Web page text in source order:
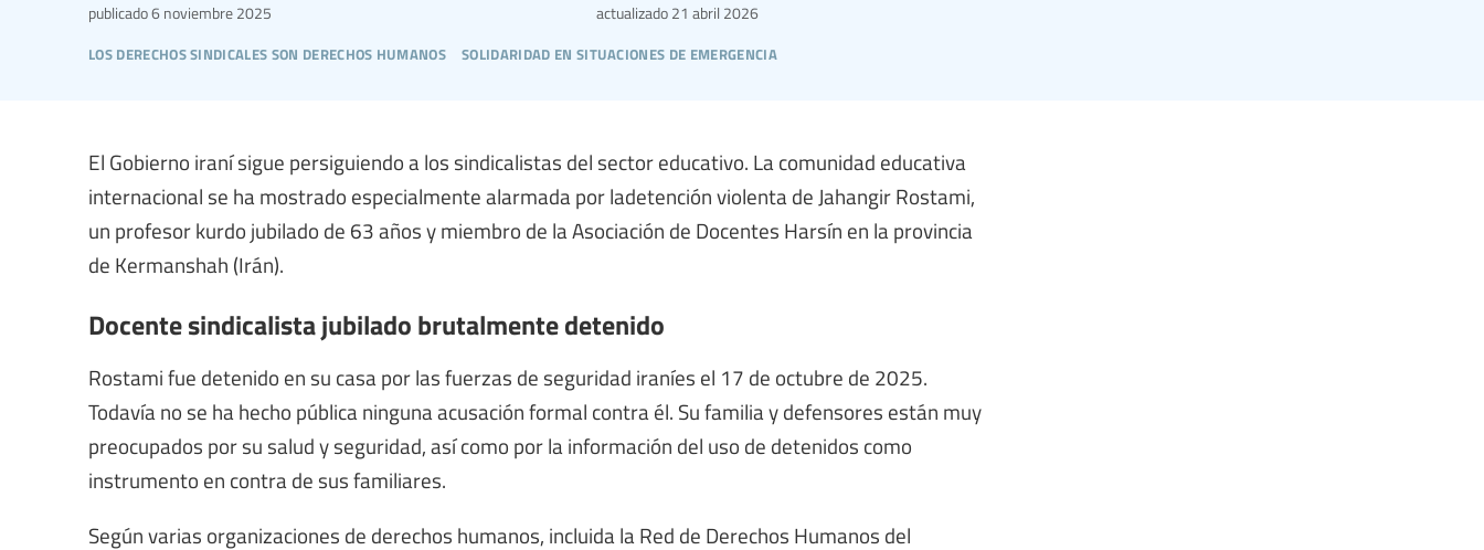
los derechos sindicales son derechos humanos solidaridad en situaciones de emergencia
publicado6 noviembre 2025 actualizado 21 abril 2026
El Gobierno iraní sigue persiguiendo a los sindicalistas del sector educativo. La comunidad educativa
internacional se ha mostrado especialmente alarmada por ladetención violenta de Jahangir Rostami,
un profesor kurdo jubilado de 63 años y miembro de la Asociación de Docentes Harsín en la provincia
de Kermanshah (Irán).
Docente sindicalista jubilado brutalmente detenido
Rostami fue detenido en su casa por las fuerzas de seguridad iraníes el 17 de octubre de 2025.
Todavía no se ha hecho pública ninguna acusación formal contra él. Su familia y defensores están muy
preocupados por su salud y seguridad, así como por la información del uso de detenidos como
instrumento en contra de sus familiares.
Según varias organizaciones de derechos humanos, incluida la Red de Derechos Humanos del